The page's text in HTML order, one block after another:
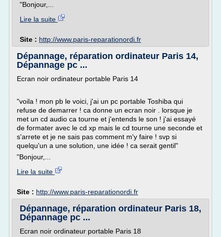
"Bonjour,...
Lire la suite
Site : http://www.paris-reparationordi.fr
Dépannage, réparation ordinateur Paris 14,
Dépannage pc ...
Ecran noir ordinateur portable Paris 14
"voila ! mon pb le voici, j'ai un pc portable Toshiba qui
refuse de demarrer ! ca donne un ecran noir . lorsque je
met un cd audio ca tourne et j'entends le son ! j'ai essayé
de formater avec le cd xp mais le cd tourne une seconde et
s'arrete et je ne sais pas comment m'y faire ! svp si
quelqu'un a une solution, une idée ! ca serait gentil"
"Bonjour,...
Lire la suite
Site : http://www.paris-reparationordi.fr
Dépannage, réparation ordinateur Paris 18,
Dépannage pc ...
Ecran noir ordinateur portable Paris 18